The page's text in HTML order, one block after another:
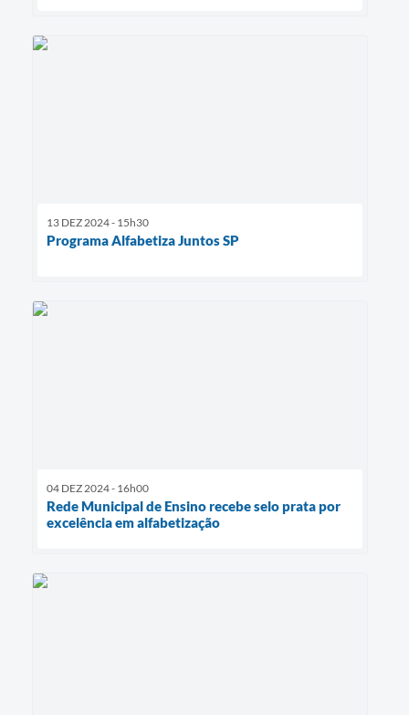
13 DEZ 2024 - 15h30
Programa Alfabetiza Juntos SP
04 DEZ 2024 - 16h00
Rede Municipal de Ensino recebe selo prata por
excelência em alfabetização